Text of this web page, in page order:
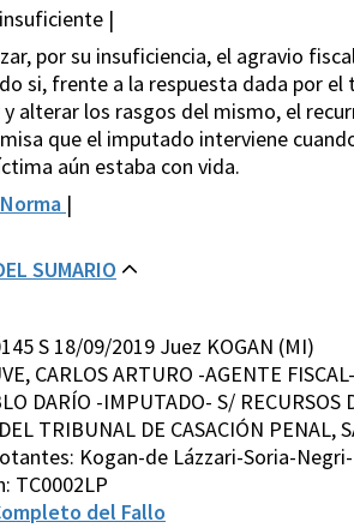
|
por su insuficiencia, el agravio
si, frente a la respuesta dada por
alterar los rasgos del mismo, el
que el imputado interviene
aún estaba con vida.
|
SUMARIO
S 18/09/2019 Juez KOGAN (MI)
CARLOS ARTURO -AGENTE
DARÍO -IMPUTADO- S/
TRIBUNAL DE CASACIÓN PENAL,
Kogan-de Lázzari-Soria-
TC0002LP
del Fallo